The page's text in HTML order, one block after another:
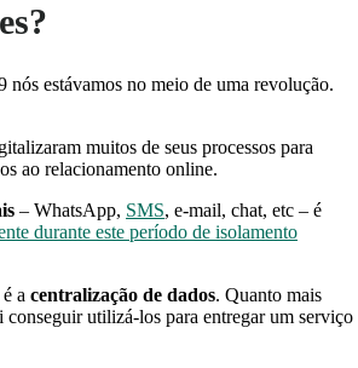
estávamos no meio de uma revolução.
muitos de seus processos para
ao relacionamento online.
– WhatsApp, SMS, e-mail, chat, etc – é
durante este período de isolamento
a centralização de dados. Quanto mais
utilizá-los para entregar um serviço